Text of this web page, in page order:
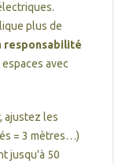
plus de
responsabilité
avec
ajustez les
= 3 mètres…)
jusqu'à 50